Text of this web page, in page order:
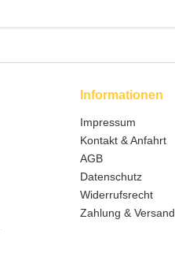
Informationen
Impressum
Kontakt & Anfahrt
AGB
Datenschutz
Widerrufsrecht
Zahlung & Versand